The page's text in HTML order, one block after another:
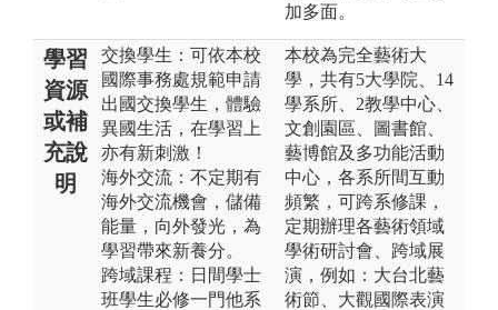
加多面。
學習
資源
或補
充說
明
交換學生：可依本校
國際事務處規範申請
出國交換學生，體驗
異國生活，在學習上
亦有新刺激！
海外交流：不定期有
海外交流機會，儲備
能量，向外發光，為
學習帶來新養分。
跨域課程：日間學士
班學生必修一門他系
本校為完全藝術大
學，共有5大學院、14
學系所、2教學中心、
文創園區、圖書館、
藝博館及多功能活動
中心，各系所間互動
頻繁，可跨系修課，
定期辦理各藝術領域
學術研討會、跨域展
演，例如：大台北藝
術節、大觀國際表演